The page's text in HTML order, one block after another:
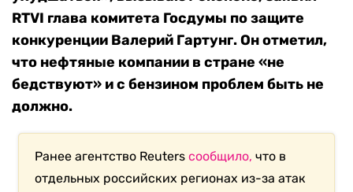
RTVI глава комитета Госдумы по защите
конкуренции Валерий Гартунг. Он отметил,
что нефтяные компании в стране «не
бедствуют» и с бензином проблем быть не
должно.
Ранее агентство Reutersсообщило, что в
отдельных российских регионах из-за атак